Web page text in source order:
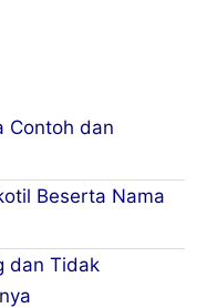
Contoh dan
Beserta Nama
dan Tidak